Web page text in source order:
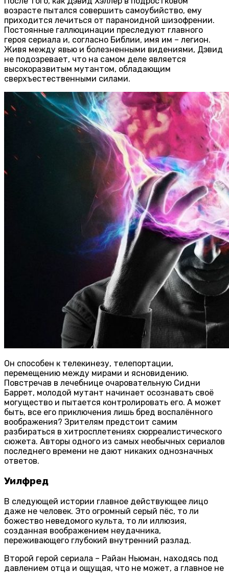
возрасте пытался совершить самоубийство, ему
приходится лечиться от параноидной шизофрении.
Постоянные галлюцинации преследуют главного
героя сериала и, согласно Библии, имя им – легион.
Живя между явью и болезненными видениями, Дэвид
не подозревает, что на самом деле является
высокоразвитым мутантом, обладающим
сверхъестественными силами.
Он способен к телекинезу, телепортации,
перемещению между мирами и ясновидению.
Повстречав в лечебнице очаровательную Сидни
Баррет, молодой мутант начинает осознавать своё
могущество и пытается контролировать его. А может
быть, все его приключения лишь бред воспалённого
воображения? Зрителям предстоит самим
разбираться в хитросплетениях сюрреалистического
сюжета. Авторы одного из самых необычных сериалов
последнего времени не дают никаких однозначных
ответов.
Уилфред
В следующей истории главное действующее лицо
даже не человек. Это огромный серый пёс, то ли
божество неведомого культа, то ли иллюзия,
созданная воображением неудачника,
переживающего глубокий внутренний разлад.
Второй герой сериала – Райан Ньюман, находясь под
давлением отца и ощущая, что не может, а главное не